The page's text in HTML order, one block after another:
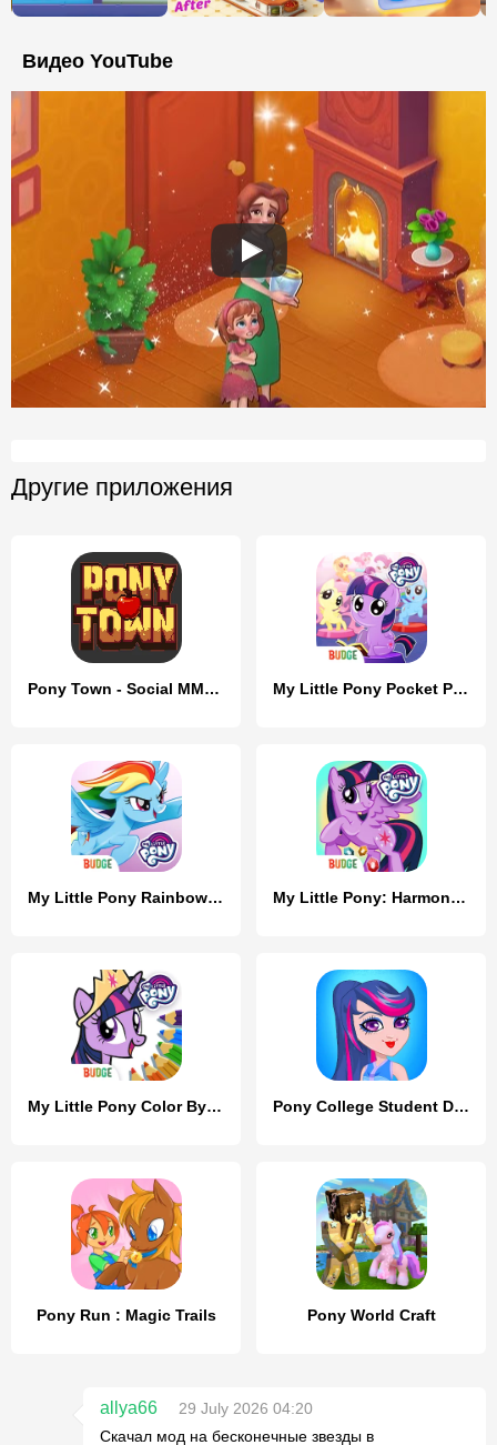
Видео YouTube
Другие приложения
Pony Town - Social MMORPG My Little Pony Pocket Ponies
My Little Pony Rainbow Runners My Little Pony: Harmony Quest
My Little Pony Color By Magic Pony College Student Dress Up
Pony Run : Magic Trails Pony World Craft
allya66
29 July 2026 04:20
Скачал мод на бесконечные звезды в